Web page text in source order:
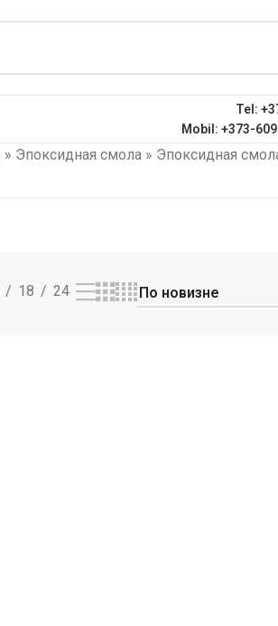
Tel:
Mobil: +373-
» Эпоксидная смола » Эпоксидная
18 24